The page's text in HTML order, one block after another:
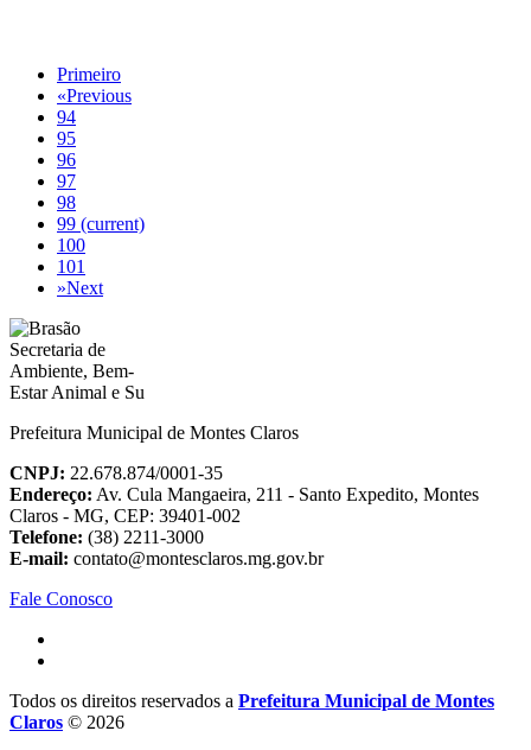
Primeiro
«Previous
94
95
96
97
98
99 (current)
100
101
»Next
Prefeitura Municipal de Montes Claros
CNPJ: 22.678.874/0001-35
Endereço: Av. Cula Mangaeira, 211 - Santo Expedito, Montes
Claros - MG, CEP: 39401-002
Telefone: (38) 2211-3000
E-mail: contato@montesclaros.mg.gov.br
Fale Conosco
Todos os direitos reservados a Prefeitura Municipal de Montes
Claros © 2026